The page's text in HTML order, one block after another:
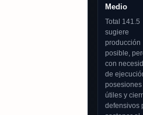
Medio
Total 141.5
sugiere
producción
posible,
con
de
posesiones
útiles y
defensivos